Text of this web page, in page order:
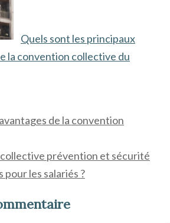
Quels sont les principaux
la convention collective du
de la convention
prévention et sécurité
pour les salariés ?